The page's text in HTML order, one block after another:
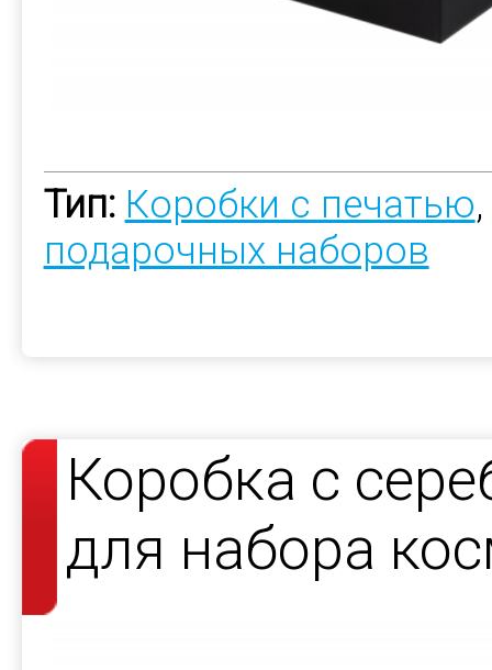
Тип: Коробки с печатью,
подарочных наборов
Коробка с
для набора